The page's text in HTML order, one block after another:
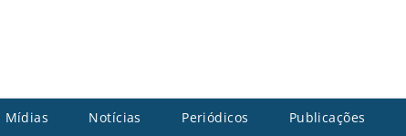
Mídias Notícias Periódicos Publicações